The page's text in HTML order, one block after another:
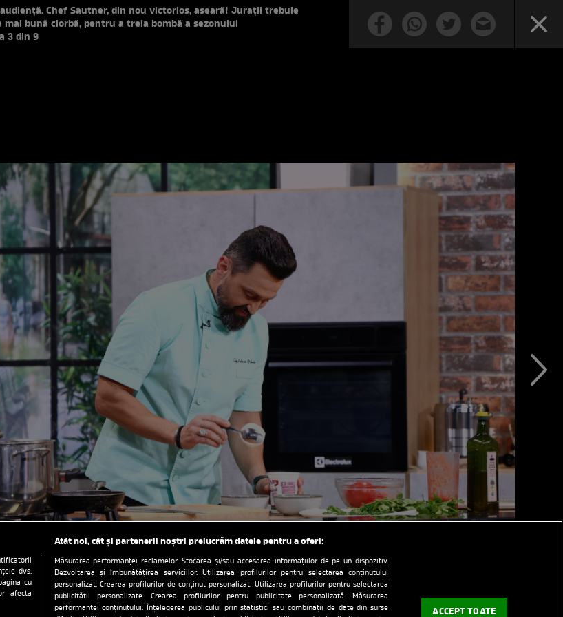
Chef Sautner, din nou victorios, aseară! Jurații trebuie
mai bună ciorbă, pentru a treia bombă a sezonului
3 din 9
dvs.
cu
afecta
Atât noi, cât și partenerii noștri prelucrăm datele pentru a oferi:
Măsurarea performanței reclamelor. Stocarea și/sau accesarea informațiilor de pe un dispozitiv.
Dezvoltarea și îmbunătățirea serviciilor. Utilizarea profilurilor pentru selectarea conținutului
personalizat. Crearea profilurilor de conținut personalizat. Utilizarea profilurilor pentru selectarea
publicității personalizate. Crearea profilurilor pentru publicitate personalizată. Măsurarea
performanței conținutului. Înțelegerea publicului prin statistici sau combinații de date din surse
ACCEPT TOATE